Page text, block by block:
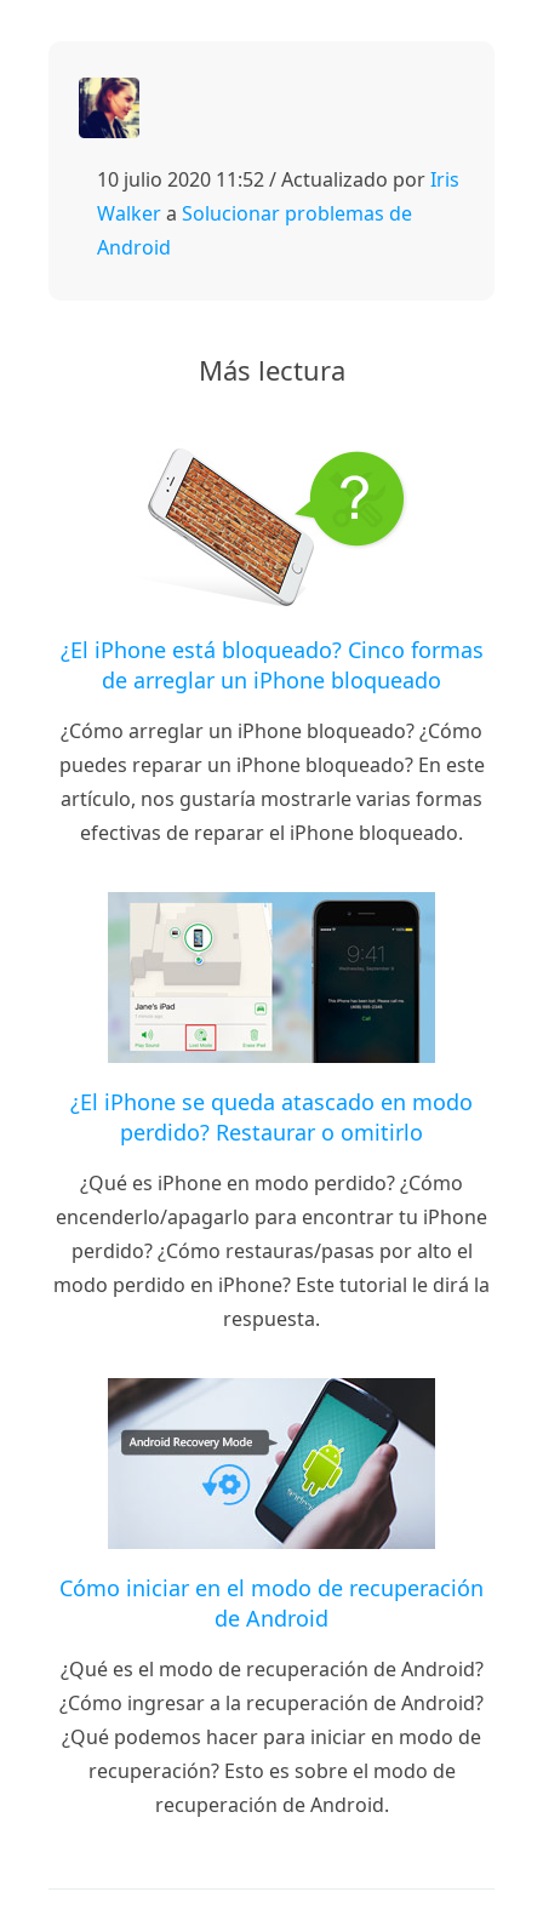
10 julio 2020 11:52 / Actualizado porIris
Walkera Solucionar problemas de
Android
Más lectura
¿El iPhone está bloqueado? Cinco formas
de arreglar un iPhone bloqueado
¿Cómo arreglar un iPhone bloqueado? ¿Cómo
puedes reparar un iPhone bloqueado? En este
artículo, nos gustaría mostrarle varias formas
efectivas de reparar el iPhone bloqueado.
¿El iPhone se queda atascado en modo
perdido? Restaurar o omitirlo
¿Qué es iPhone en modo perdido? ¿Cómo
encenderlo/apagarlo para encontrar tu iPhone
perdido? ¿Cómo restauras/pasas por alto el
modo perdido en iPhone? Este tutorial le dirá la
respuesta.
Cómo iniciar en el modo de recuperación
de Android
¿Qué es el modo de recuperación de Android?
¿Cómo ingresar a la recuperación de Android?
¿Qué podemos hacer para iniciar en modo de
recuperación? Esto es sobre el modo de
recuperación de Android.